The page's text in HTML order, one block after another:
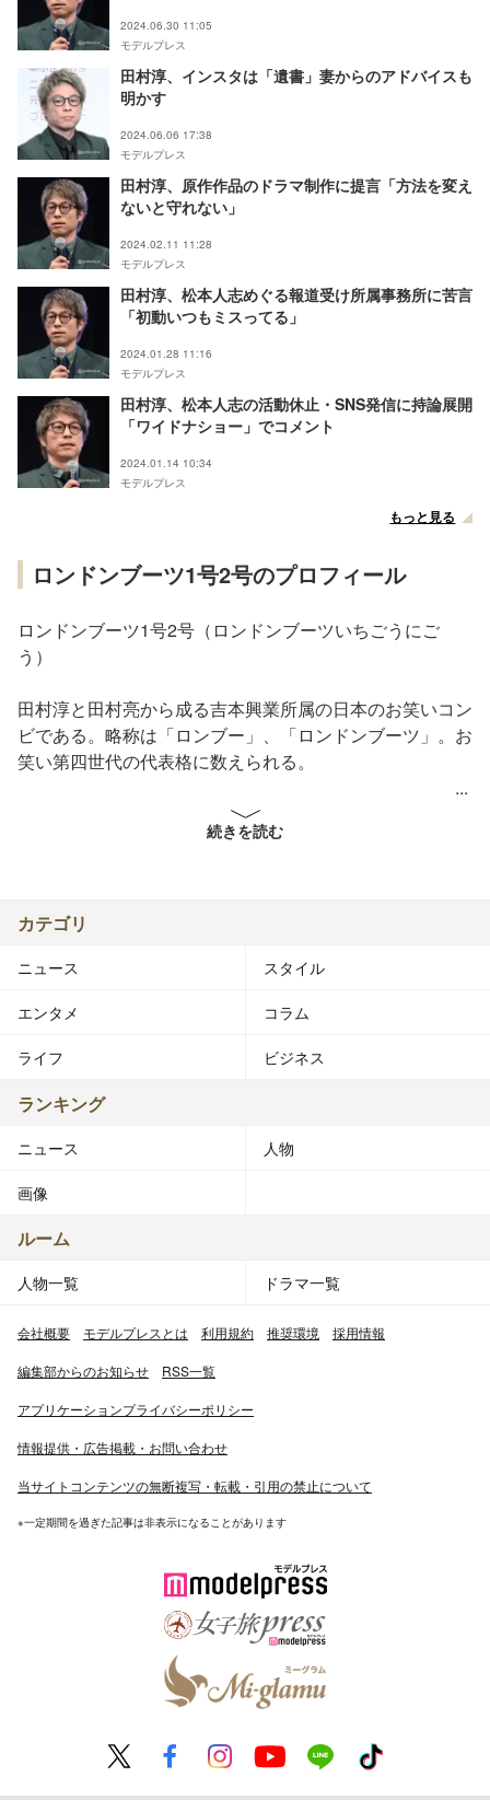
2024.06.30 11:05
モデルプレス
田村淳、インスタは「遺書」妻からのアドバイスも
明かす
2024.06.06 17:38
モデルプレス
田村淳、原作作品のドラマ制作に提言「方法を変え
ないと守れない」
2024.02.11 11:28
モデルプレス
田村淳、松本人志めぐる報道受け所属事務所に苦言
「初動いつもミスってる」
2024.01.28 11:16
モデルプレス
田村淳、松本人志の活動休止・SNS発信に持論展開
「ワイドナショー」でコメント
2024.01.14 10:34
モデルプレス
もっと見る
ロンドンブーツ1号2号のプロフィール
ロンドンブーツ1号2号（ロンドンブーツいちごうにご
う）
田村淳と田村亮から成る吉本興業所属の日本のお笑いコン
ビである。略称は「ロンブー」、「ロンドンブーツ」。お
笑い第四世代の代表格に数えられる。
田村 淳（たむら・あつし）
身長:167cm
るなど、ツッコミのようになっている。ロンドンブーツ2
号である。
田村 亮（たむら・りょう）
出身:大阪府
身長:172cm
血液型:A型
ともしばしばである。ロンドンブーツ1号である。また、
■来歴・人物
属していたことから出会い、1993年にコンビ結成。渋谷
で路上ライブを行い、多数の観客を集めるようになる。当
銀座7丁目劇場のオーディションに合格して吉本興業に入
る。同期にDonDokoDon・ペナルティ・バナナマンなど
ロックバンド『KATZE』と同じ事務所に所属していた。
コンビ名の「ロンドンブーツ」は最初期の演目のタイトル
から取った。ハイヒールに憧れているという設定のロンド
ンブーツというコンビがネタ終わりのポーズを考えるとい
うコント。 「1号2号」はコンビ名としての表現であり、
狙ったもので、実際に「1号」「2号」の区別がある訳で
続きを読む
カテゴリ
ニュース スタイル
エンタメ コラム
ライフ ビジネス
ランキング
ニュース 人物
画像
ルーム
人物一覧 ドラマ一覧
会社概要 モデルプレスとは 利用規約 推奨環境 採用情報
編集部からのお知らせ RSS一覧
アプリケーションプライバシーポリシー
情報提供・広告掲載・お問い合わせ
当サイトコンテンツの無断複写・転載・引用の禁止について
※一定期間を過ぎた記事は非表示になることがあります